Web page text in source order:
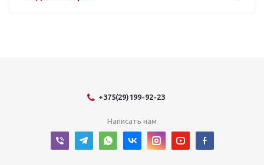
+375(29)199-92-23
Написать нам